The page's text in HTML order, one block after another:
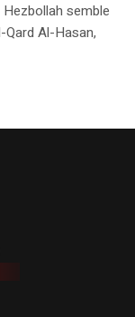
semble
Al-Hasan,